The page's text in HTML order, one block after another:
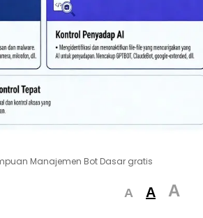
Manajemen Bot Dasar gratis
A A A